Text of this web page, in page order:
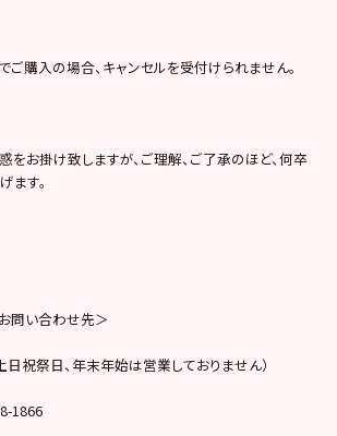
ご購入の場合、キャンセルを受付けられません。
お掛け致しますが、ご理解、ご了承のほど、何卒
ます。
問い合わせ先＞
祝祭日、年末年始は営業しておりません）
1866